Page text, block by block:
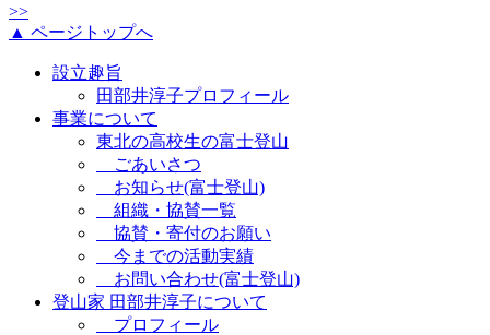
>>
▲ ページトップへ
設立趣旨
田部井淳子プロフィール
事業について
東北の高校生の富士登山
ごあいさつ
お知らせ(富士登山)
組織・協賛一覧
協賛・寄付のお願い
今までの活動実績
お問い合わせ(富士登山)
登山家 田部井淳子について
プロフィール